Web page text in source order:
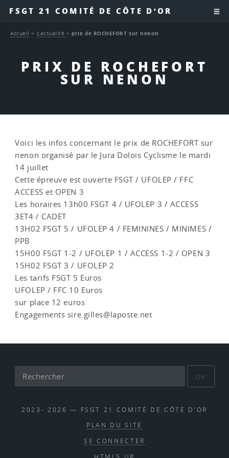
FSGT 21 COMITÉ DE CÔTE D’OR
PRIX DE ROCHEFORT
SUR NENON
Accueil > L’actualité >prix de ROCHEFORT sur nenon
Voici les infos concernant le prix de ROCHEFORT sur
nenon organisé par le Jura Dolois Cyclisme le mardi
14 juillet
Cette épreuve est ouverte FSGT / UFOLEP / FFC
ACCESS et OPEN 3
Les horaires 13h00 FSGT 4 / UFOLEP 3 / ACCESS
3ET4 / CADET
13H02 FSGT 5 / UFOLEP 4 / FEMININES / MINIMES /
PPB
15H00 FSGT 1-2 / UFOLEP 1 / ACCESS 1-2 / OPEN 3
15H02 FSGT 3 / UFOLEP 2
Les tarifs FSGT 5 Euros
UFOLEP / FFC 10 Euros
sur place 12 euros
Engagements sire.gilles@laposte.net
OK
2023- 2026 — FSGT 21 COMITÉ DE CÔTE D’OR
PLAN DU SITE
SE CONNECTER